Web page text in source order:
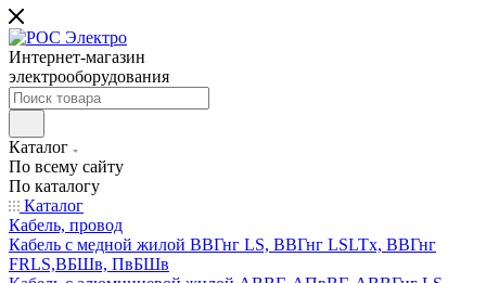
Интернет-магазин
электрооборудования
Каталог
По всему сайту
По каталогу
Каталог
Кабель, провод
Кабель с медной жилой ВВГнг LS, ВВГнг LSLTx, ВВГнг
FRLS,ВБШв, ПвБШв